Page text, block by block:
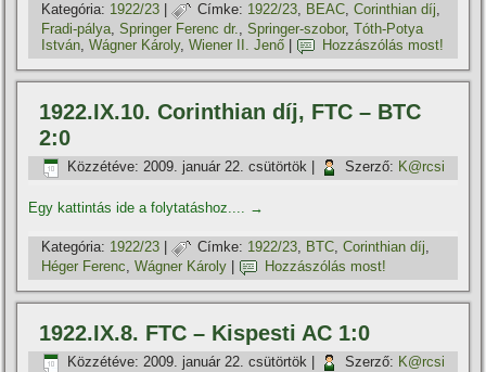
Kategória: 1922/23 | Címke: 1922/23, BEAC,Corinthian dí­j,
Fradi-pálya,Springer Ferenc dr.,Springer-szobor,Tóth-Potya
István,Wágner Károly,Wiener II. Jenő Hozzászólás most!
1922.IX.10. Corinthian dí­j, FTC – BTC
2:0
Közzétéve: 2009. január 22. csütörtök Szerző: K@rcsi
Egy kattintás ide a folytatáshoz.... →
Kategória: 1922/23 | Címke: 1922/23, BTC,Corinthian dí­j,
Héger Ferenc,Wágner Károly Hozzászólás most!
1922.IX.8. FTC – Kispesti AC 1:0
Közzétéve: 2009. január 22. csütörtök Szerző: K@rcsi